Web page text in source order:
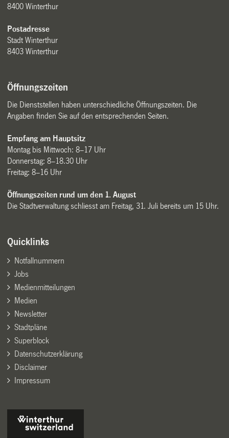
8400 Winterthur
Postadresse
Stadt Winterthur
8403 Winterthur
Öffnungszeiten
Die Dienststellen haben unterschiedliche Öffnungszeiten. Die
Angaben finden Sie auf den entsprechenden Seiten.
Empfang am Hauptsitz
Montag bis Mittwoch: 8–17 Uhr
Donnerstag: 8–18.30 Uhr
Freitag: 8–16 Uhr
Öffnungszeiten rund um den 1. August
Die Stadtverwaltung schliesst am Freitag, 31. Juli bereits um 15 Uhr.
Quicklinks
Notfallnummern
Jobs
Medienmitteilungen
Medien
Newsletter
Stadtpläne
Superblock
Datenschutzerklärung
Disclaimer
Impressum